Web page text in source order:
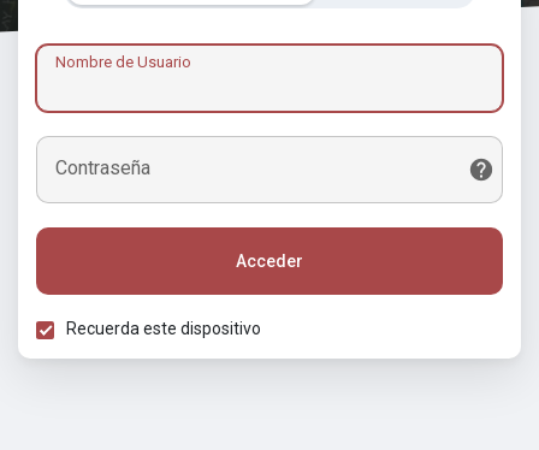
Nombre de Usuario
Contraseña
Acceder
Recuerda este dispositivo